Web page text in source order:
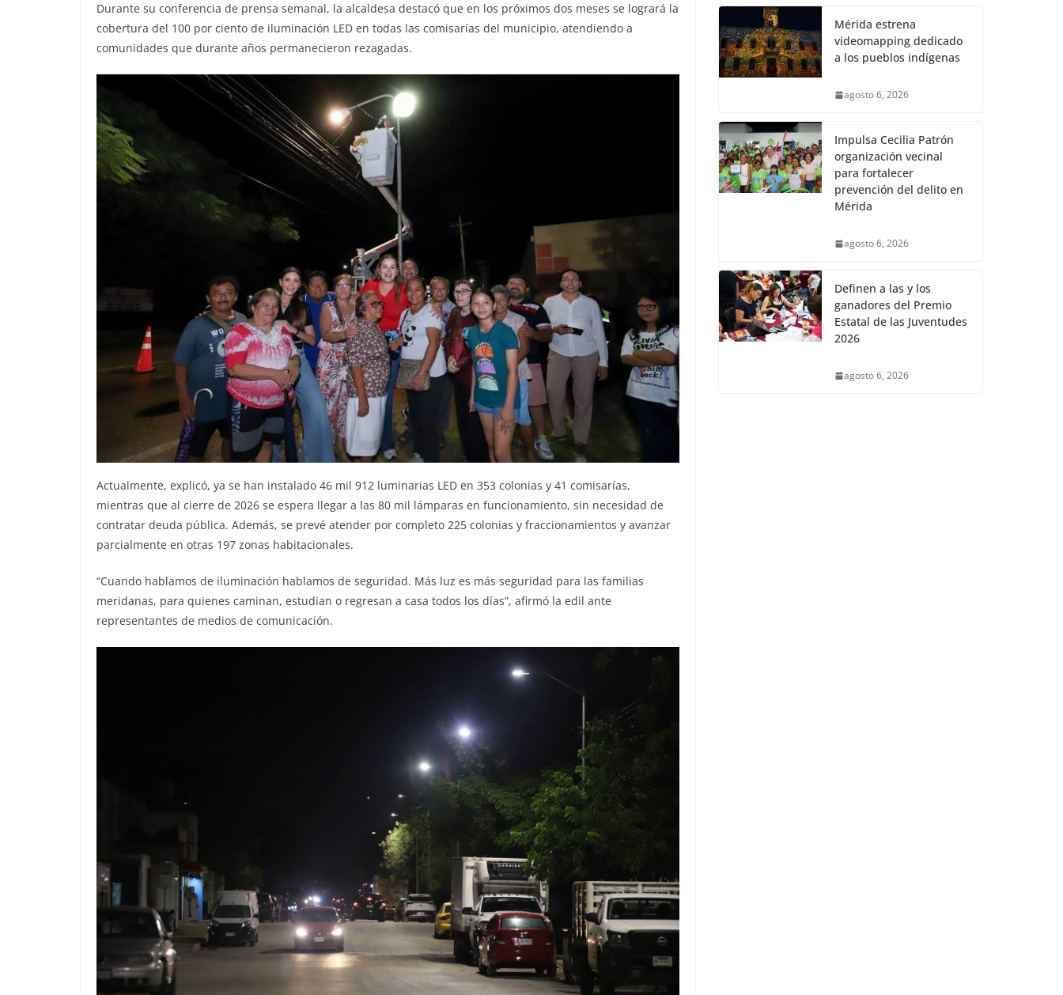
Durante su conferencia de prensa semanal, la alcaldesa destacó que en los próximos dos meses se logrará la
cobertura del 100 por ciento de iluminación LED en todas las comisarías del municipio, atendiendo a
comunidades que durante años permanecieron rezagadas.
Actualmente, explicó, ya se han instalado 46 mil 912 luminarias LED en 353 colonias y 41 comisarías,
mientras que al cierre de 2026 se espera llegar a las 80 mil lámparas en funcionamiento, sin necesidad de
contratar deuda pública. Además, se prevé atender por completo 225 colonias y fraccionamientos y avanzar
parcialmente en otras 197 zonas habitacionales.
“Cuando hablamos de iluminación hablamos de seguridad. Más luz es más seguridad para las familias
meridanas, para quienes caminan, estudian o regresan a casa todos los días”, afirmó la edil ante
representantes de medios de comunicación.
Mérida estrena
videomapping dedicado
a los pueblos indígenas
agosto 6, 2026
Impulsa Cecilia Patrón
organización vecinal
para fortalecer
prevención del delito en
Mérida
agosto 6, 2026
Definen a las y los
ganadores del Premio
Estatal de las Juventudes
2026
agosto 6, 2026